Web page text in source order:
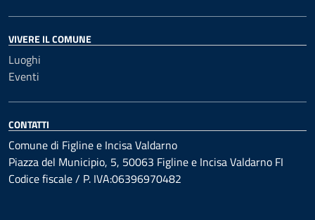
VIVERE IL COMUNE
Luoghi
Eventi
CONTATTI
Comune di Figline e Incisa Valdarno
Piazza del Municipio, 5, 50063 Figline e Incisa Valdarno FI
Codice fiscale / P. IVA:06396970482